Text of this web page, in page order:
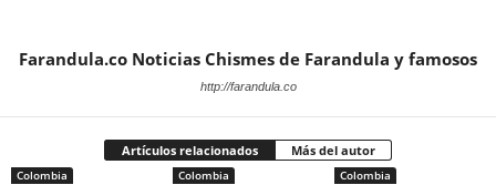
Farandula.co Noticias Chismes de Farandula y famosos
http://farandula.co
Artículos relacionados Más del autor
Colombia Colombia Colombia